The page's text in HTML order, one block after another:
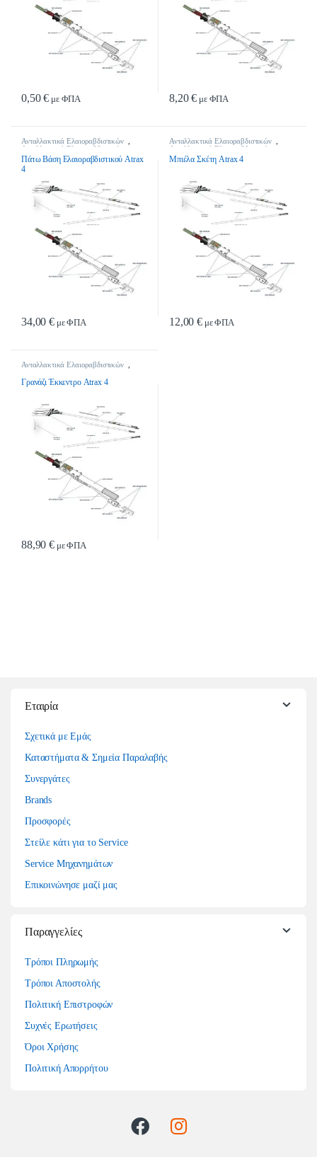
0,50€ με ΦΠΑ 8,20€ με ΦΠΑ
Ανταλλακτικά Ελαιοραβδιστικών ,
Ανταλλακτικά Ελαιοραβδιστικών
Πάτω Βάση Ελαιοραβδιστικού Atrax
4
34,00€ με ΦΠΑ
Ανταλλακτικά Ελαιοραβδιστικών ,
Ανταλλακτικά Ελαιοραβδιστικών
Μπιέλα Σκέτη Atrax 4
12,00€ με ΦΠΑ
Ανταλλακτικά Ελαιοραβδιστικών
Γρανάζι Έκκεντρο Atrax 4
88,90€ με ΦΠΑ
Εταιρία
Σχετικά με Εμάς
Καταστήματα & Σημεία Παραλαβής
Συνεργάτες
Brands
Προσφορές
Στείλε κάτι για το Service
Service Μηχανημάτων
Επικοινώνησε μαζί μας
Παραγγελίες
Τρόποι Πληρωμής
Τρόποι Αποστολής
Πολιτική Επιστροφών
Συχνές Ερωτήσεις
Όροι Χρήσης
Πολιτική Απορρήτου